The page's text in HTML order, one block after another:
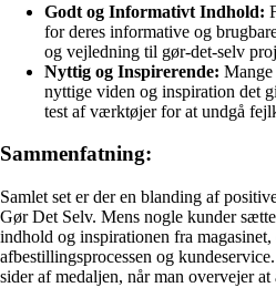
Godt og Informativt Indhold:
for deres informative og
og vejledning til gør-det-selv
Nyttig og Inspirerende:
nyttige viden og inspiration det
test af værktøjer for at undgå
Sammenfatning:
Samlet set er der en blanding af
Gør Det Selv. Mens nogle kunder
indhold og inspirationen fra
afbestillingsprocessen og
sider af medaljen, når man overvejer